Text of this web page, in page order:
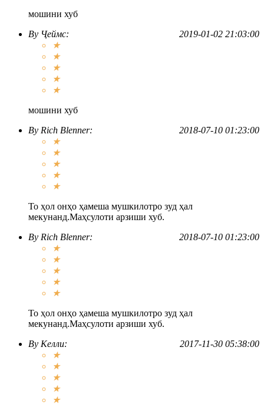
мошини хуб
2019-01-02 21:03:00
By Ҷеймс:
★
★
★
★
★
мошини хуб
2018-07-10 01:23:00
By Rich Blenner:
★
★
★
★
★
То ҳол онҳо ҳамеша мушкилотро зуд ҳал
мекунанд.Маҳсулоти арзиши хуб.
2018-07-10 01:23:00
By Rich Blenner:
★
★
★
★
★
То ҳол онҳо ҳамеша мушкилотро зуд ҳал
мекунанд.Маҳсулоти арзиши хуб.
2017-11-30 05:38:00
By Келли:
★
★
★
★
★